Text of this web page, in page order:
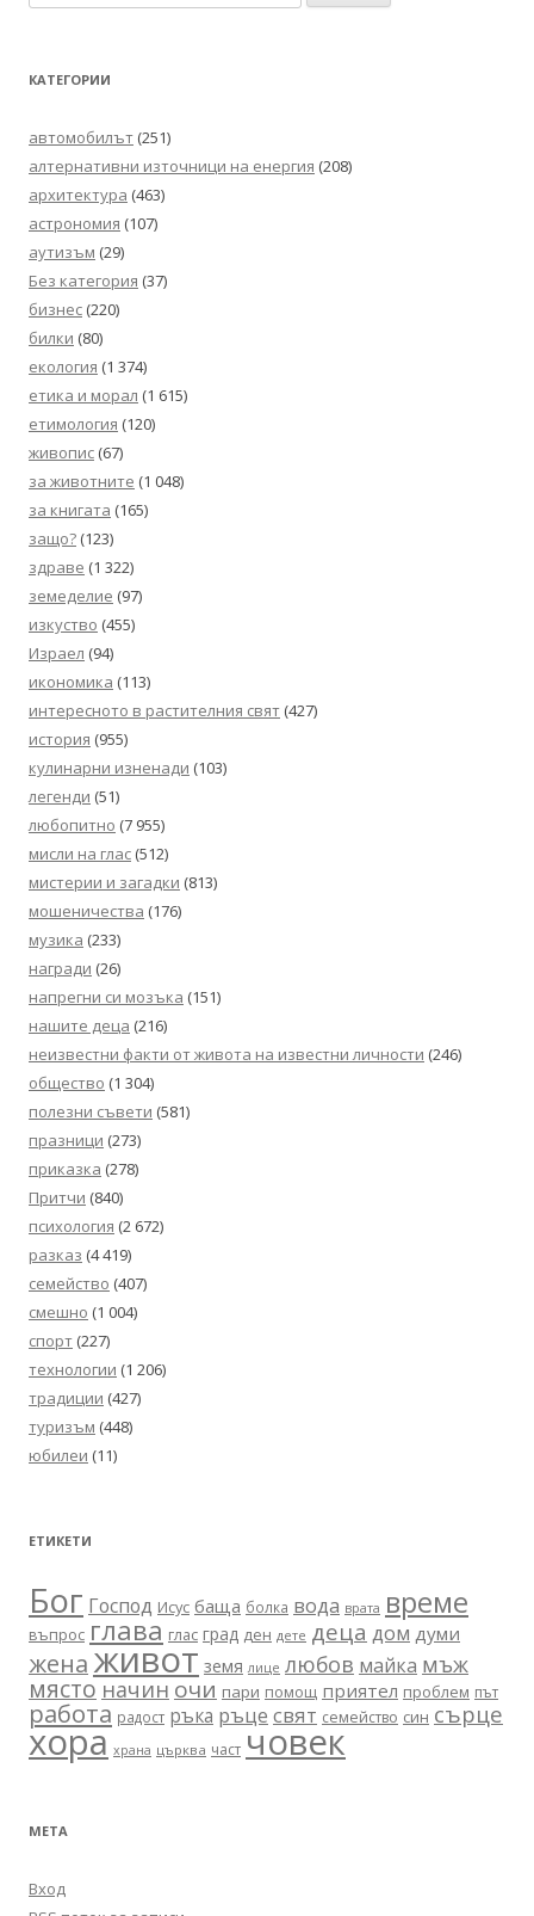
за:
КАТЕГОРИИ
автомобилът (251)
алтернативни източници на енергия (208)
архитектура (463)
астрономия (107)
аутизъм (29)
Без категория (37)
бизнес (220)
билки (80)
екология (1 374)
етика и морал (1 615)
етимология (120)
живопис (67)
за животните (1 048)
за книгата (165)
защо? (123)
здраве (1 322)
земеделие (97)
изкуство (455)
Израел (94)
икономика (113)
интересното в растителния свят (427)
история (955)
кулинарни изненади (103)
легенди (51)
любопитно (7 955)
мисли на глас (512)
мистерии и загадки (813)
мошеничества (176)
музика (233)
награди (26)
напрегни си мозъка (151)
нашите деца (216)
неизвестни факти от живота на известни личности (246)
общество (1 304)
полезни съвети (581)
празници (273)
приказка (278)
Притчи (840)
психология (2 672)
разказ (4 419)
семейство (407)
смешно (1 004)
спорт (227)
технологии (1 206)
традиции (427)
туризъм (448)
юбилеи (11)
ЕТИКЕТИ
Бог Господ Исус баща болка вода врата време
въпрос глава глас град ден дете деца дом думи
женаживот земя лице любов майка мъж
място начин очи пари помощ приятел проблем път
работа радост ръка ръце свят семейство син сърце
хора храна църква част човек
МЕТА
Вход